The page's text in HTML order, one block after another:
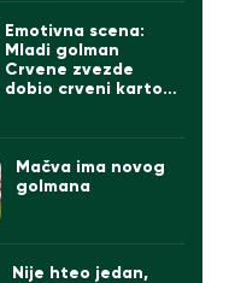
Emotivna scena:
Mladi golman
Crvene zvezde
dobio crveni karton,
Mačva ima novog
golmana
Nije hteo jedan,